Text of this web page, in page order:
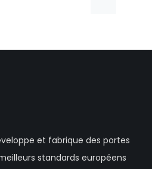
et fabrique des portes
standards européens